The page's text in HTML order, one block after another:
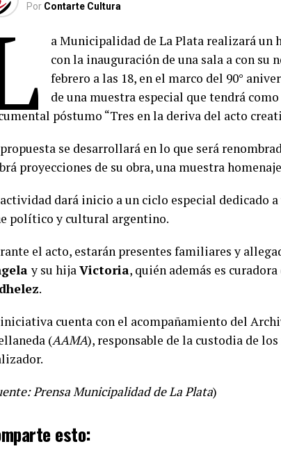
Por Contarte Cultura
a Municipalidad de La Plata realizará un
con la inauguración de una sala a con su
febrero a las 18, en el marco del 90°
de una muestra especial que tendrá
póstumo “Tres en la deriva del acto
se desarrollará en lo que será
proyecciones de su obra, una muestra
dará inicio a un ciclo especial dedicado
político y cultural argentino.
el acto, estarán presentes familiares y
y su hijaVictoria, quién además es
.
cuenta con el acompañamiento del
(AAMA), responsable de la custodia de
Prensa Municipalidad de La Plata)
esto: